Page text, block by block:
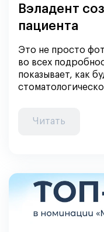
Вэладент
пациента
Это не просто
во всех
показывает, как
Читать